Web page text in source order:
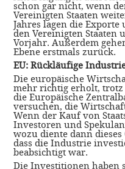
schon gar nicht, wenn
Vereinigten Staaten
Jahres lagen die
den Vereinigten Staaten
Vorjahr. Außerdem
Ebene erstmals zurück.
EU: Rückläufige
Die europäische
mehr richtig erholt, trotz
die Europäische
versuchen, die
Wenn der Kauf von
Investoren und
wozu diente dann
dass die Industrie
beabsichtigt war.
Die Investitionen haben